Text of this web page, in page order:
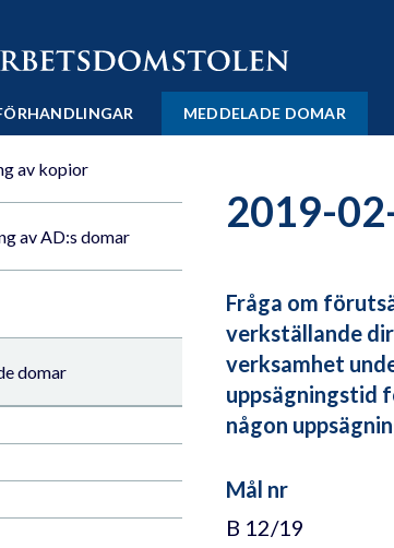
MEDDELADE DOMAR
av kopior
av AD:s domar
domar
2019-
Fråga om
verkställande
verksamhet
uppsägningstid
någon
Mål nr
B 12/19